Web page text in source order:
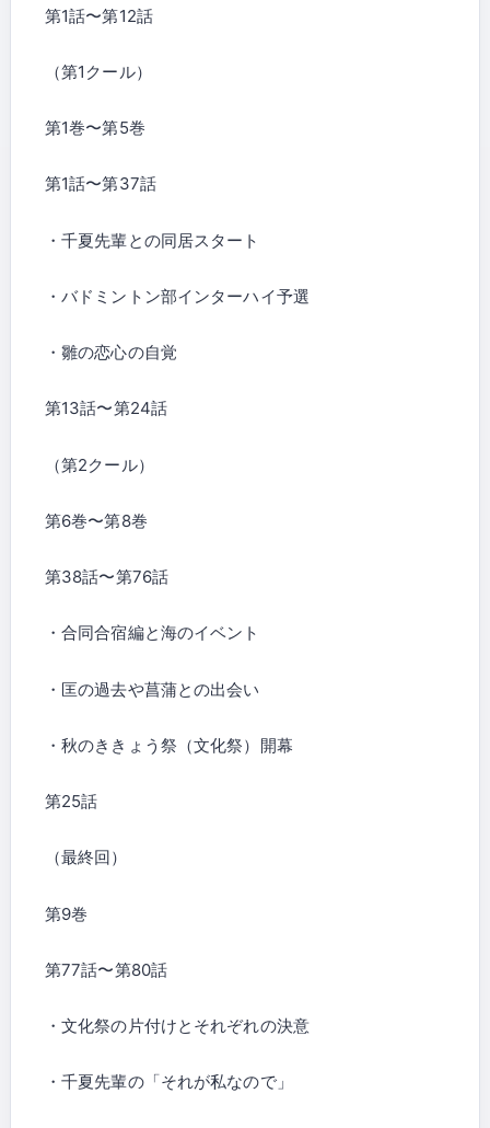
第1話〜第12話
（第1クール）
第1巻〜第5巻
第1話〜第37話
・千夏先輩との同居スタート
・バドミントン部インターハイ予選
・雛の恋心の自覚
第13話〜第24話
（第2クール）
第6巻〜第8巻
第38話〜第76話
・合同合宿編と海のイベント
・匡の過去や菖蒲との出会い
・秋のききょう祭（文化祭）開幕
第25話
（最終回）
第9巻
第77話〜第80話
・文化祭の片付けとそれぞれの決意
・千夏先輩の「それが私なので」